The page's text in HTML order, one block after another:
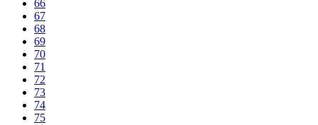
66
67
68
69
70
71
72
73
74
75